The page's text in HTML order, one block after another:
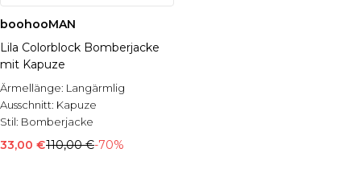
boohooMAN
Lila Colorblock Bomberjacke
mit Kapuze
Ärmellänge: Langärmlig
Ausschnitt: Kapuze
Stil: Bomberjacke
33,00 €110,00 €-70%